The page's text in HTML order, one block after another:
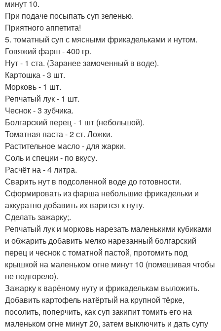
минут 10.
При подаче посыпать суп зеленью.
Приятного аппетита!
5. томатный суп с мясными фрикадельками и нутом.
Говяжий фарш - 400 гр.
Нут - 1 ста. (Заранее замоченный в воде).
Картошка - 3 шт.
Морковь - 1 шт.
Репчатый лук - 1 шт.
Чеснок - 3 зубчика.
Болгарский перец - 1 шт (небольшой).
Томатная паста - 2 ст. Ложки.
Растительное масло - для жарки.
Соль и специи - по вкусу.
Расчёт на - 4 литра.
Сварить нут в подсоленной воде до готовности.
Сформировать из фарша небольшие фрикадельки и
аккуратно добавить их варится к нуту.
Сделать зажарку;.
Репчатый лук и морковь нарезать маленькими кубиками
и обжарить добавить мелко нарезанный болгарский
перец и чеснок с томатной пастой, протомить под
крышкой на маленьком огне минут 10 (помешивая чтобы
не подгорело).
Зажарку к варёному нуту и фрикаделькам выложить.
Добавить картофель натёртый на крупной тёрке,
посолить, поперчить, как суп закипит томить его на
маленьком огне минут 20, затем выключить и дать супу